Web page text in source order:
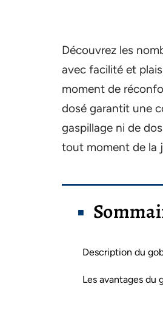
Découvrez les
avec facilité et
moment de
dosé garantit une
gaspillage ni de
tout moment de la
Description du
Les avantages du